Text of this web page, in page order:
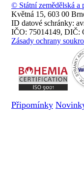
© Státní zemědělská a
Květná 15, 603 00
ID datové schránky:
IČO: 75014149, DIČ:
Zásady ochrany
Připomínky